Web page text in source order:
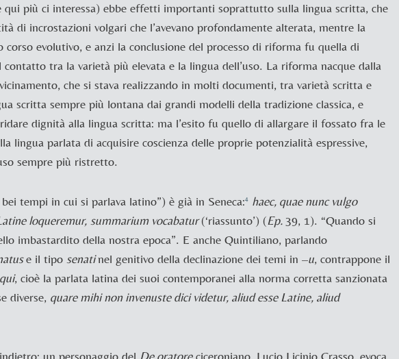
qui più ci interessa) ebbe effetti importanti soprattutto sulla lingua scritta, che
di incrostazioni volgari che l’avevano profondamente alterata, mentre la
evolutivo, e anzi la conclusione del processo di riforma fu quella di
tra la varietà più elevata e la lingua dell’uso. La riforma nacque dalla
che si stava realizzando in molti documenti, tra varietà scritta e
scritta sempre più lontana dai grandi modelli della tradizione classica, e
dignità alla lingua scritta: ma l’esito fu quello di allargare il fossato fra le
lingua parlata di acquisire coscienza delle proprie potenzialità espressive,
sempre più ristretto.
bei tempi in cui si parlava latino”) è già in Seneca:4 haec, quae nunc vulgo
loqueremur, summarium vocabatur(‘riassunto’) (Ep. 39, 1). “Quando si
imbastardito della nostra epoca”. E anche Quintiliano, parlando
e il tipo senatinel genitivo della declinazione dei temi in –u, contrappone il
, cioè la parlata latina dei suoi contemporanei alla norma corretta sanzionata
diverse, quare mihi non invenuste dici videtur, aliud esse Latine, aliud